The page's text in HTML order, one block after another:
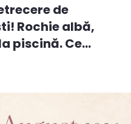
de
Rochie albă,
piscină. Ce